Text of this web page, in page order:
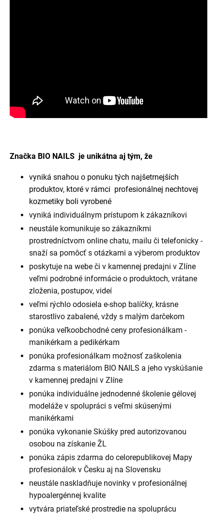
Značka BIO NAILS je unikátna aj tým, že
vyniká snahou o ponuku tých najšetrnejších
produktov, ktoré v rámci profesionálnej nechtovej
kozmetiky boli vyrobené
vyniká individuálnym prístupom k zákazníkovi
neustále komunikuje so zákazníkmi
prostredníctvom online chatu, mailu či telefonicky -
snaží sa pomôcť s otázkami a výberom produktov
poskytuje na webe či v kamennej predajni v Zlíne
veľmi podrobné informácie o produktoch, vrátane
zloženia, postupov, videí
veľmi rýchlo odosiela e-shop balíčky, krásne
starostlivo zabalené, vždy s malým darčekom
ponúka veľkoobchodné ceny profesionálkam -
manikérkam a pedikérkam
ponúka profesionálkam možnosť zaškolenia
zdarma s materiálom BIO NAILS a jeho vyskúšanie
v kamennej predajni v Zlíne
ponúka individuálne jednodenné školenie gélovej
modeláže v spolupráci s veľmi skúsenými
manikérkami
ponúka vykonanie Skúšky pred autorizovanou
osobou na získanie ŽL
ponúka zápis zdarma do celorepublikovej Mapy
profesionálok v Česku aj na Slovensku
neustále naskladňuje novinky v profesionálnej
hypoalergénnej kvalite
vytvára priateľské prostredie na spoluprácu